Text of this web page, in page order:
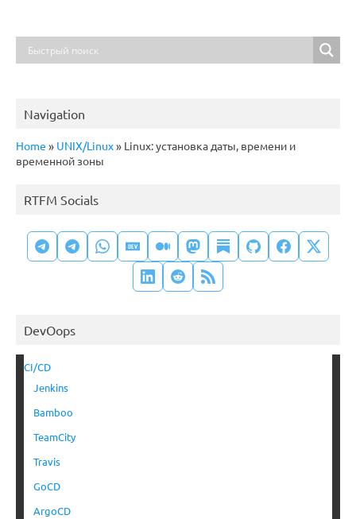
Navigation
Home » UNIX/Linux» Linux: установка даты, времени и
временной зоны
RTFM Socials
DevOops
CI/CD
Jenkins
Bamboo
TeamCity
Travis
GoCD
ArgoCD